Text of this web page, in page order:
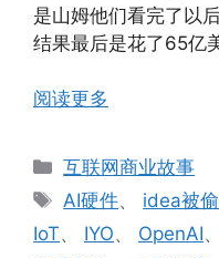
是山姆他们看完了以
结果最后是花了65亿
阅读更多
分
类
互联网商业故事
标
AI硬件、 idea被偷
IoT、 IYO、 OpenAI、